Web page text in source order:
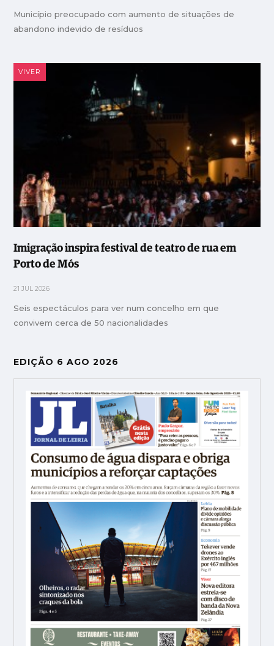
Município preocupado com aumento de situações de
abandono indevido de resíduos
VIVER
Imigração inspira festival de teatro de rua em
Porto de Mós
21 JUL 2026
Seis espectáculos para ver num concelho em que
convivem cerca de 50 nacionalidades
EDIÇÃO 6 AGO 2026